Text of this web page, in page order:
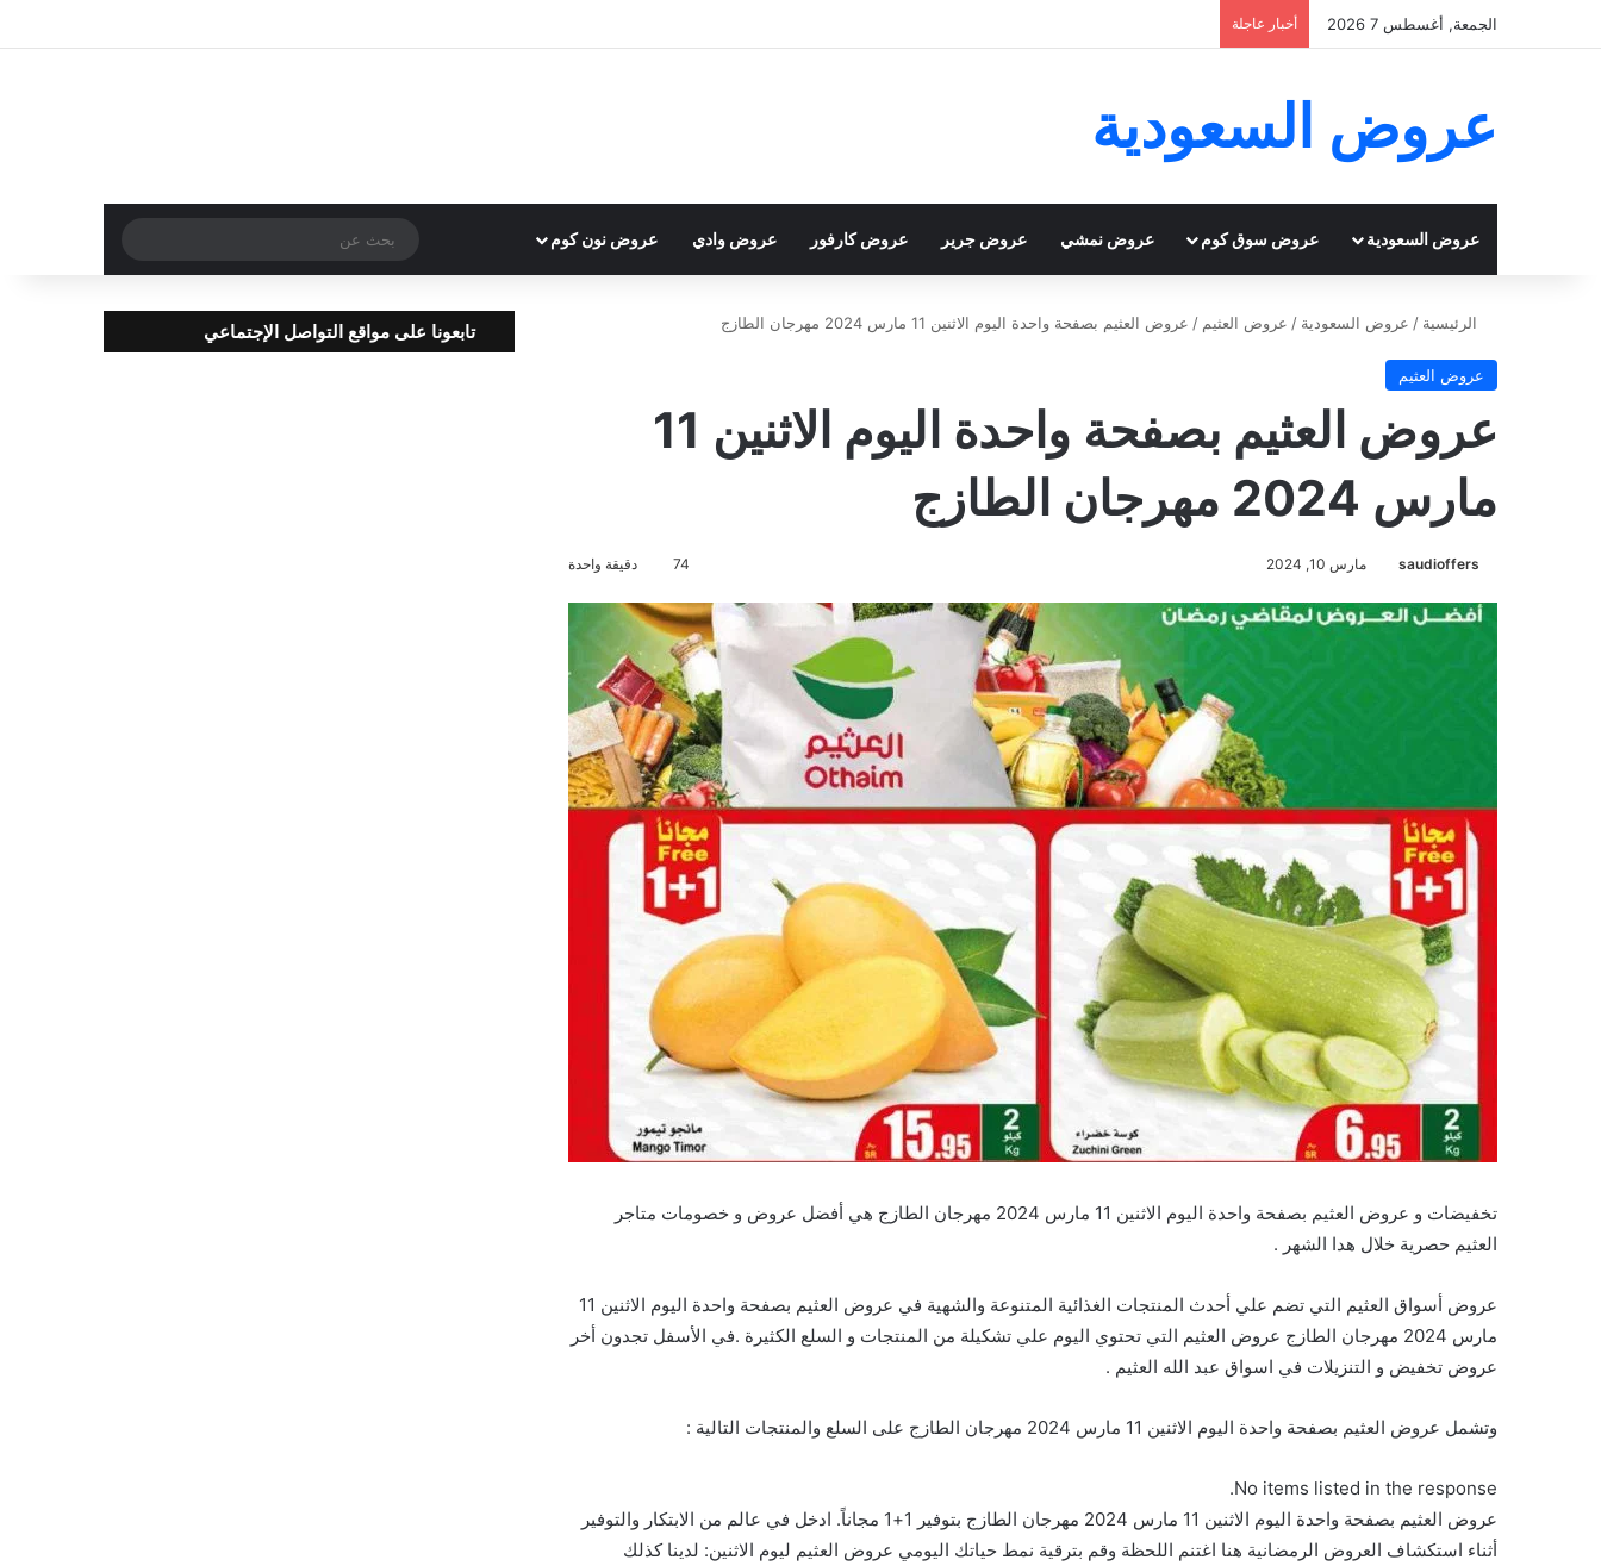
الجمعة, أغسطس 7 2026 أخبار عاجلة
عروض السعودية
عروض السعودية عروض سوق كوم عروض نمشي عروض جرير عروض كارفور عروض وادي عروض نون كوم
عن
الرئيسية / عروض السعودية / عروض العثيم / عروض العثيم بصفحة واحدة اليوم الاثنين 11 مارس 2024 مهرجان الطازج
عروض العثيم
عروض العثيم بصفحة واحدة اليوم الاثنين 11
مارس 2024 مهرجان الطازج
saudioffers مارس 10, 2024 74 دقيقة واحدة
تخفيضات و عروض العثيم بصفحة واحدة اليوم الاثنين 11 مارس 2024 مهرجان الطازج هي أفضل عروض و خصومات متاجر
العثيم حصرية خلال هدا الشهر .
عروض أسواق العثيم التي تضم علي أحدث المنتجات الغذائية المتنوعة والشهية في عروض العثيم بصفحة واحدة اليوم الاثنين 11
مارس 2024 مهرجان الطازج عروض العثيم التي تحتوي اليوم علي تشكيلة من المنتجات و السلع الكثيرة .في الأسفل تجدون أخر
عروض تخفيض و التنزيلات في اسواق عبد الله العثيم .
وتشمل عروض العثيم بصفحة واحدة اليوم الاثنين 11 مارس 2024 مهرجان الطازج على السلع والمنتجات التالية :
No items listed in the response.
عروض العثيم بصفحة واحدة اليوم الاثنين 11 مارس 2024 مهرجان الطازج بتوفير 1+1 مجاناً. ادخل في عالم من الابتكار والتوفير
أثناء استكشاف العروض الرمضانية هنا اغتنم اللحظة وقم بترقية نمط حياتك اليومي عروض العثيم ليوم الاثنين: لدينا كذلك
تابعونا على مواقع التواصل الإجتماعي